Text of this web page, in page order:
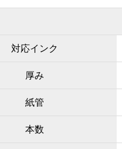
対応インク
厚み
紙管
本数